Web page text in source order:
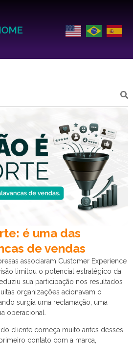
é uma das
de vendas
associaram Customer Experience
limitou o potencial estratégico da
sua participação nos resultados
organizações acionavam o
surgia uma reclamação, uma
operacional.
cliente começa muito antes desses
contato com a marca,